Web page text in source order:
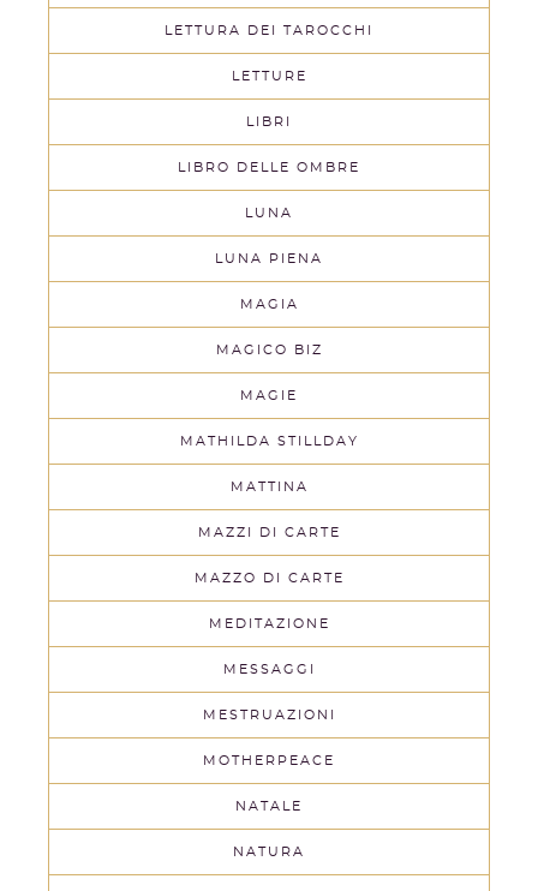
LETTURA DEI TAROCCHI
LETTURE
LIBRI
LIBRO DELLE OMBRE
LUNA
LUNA PIENA
MAGIA
MAGICO BIZ
MAGIE
MATHILDA STILLDAY
MATTINA
MAZZI DI CARTE
MAZZO DI CARTE
MEDITAZIONE
MESSAGGI
MESTRUAZIONI
MOTHERPEACE
NATALE
NATURA